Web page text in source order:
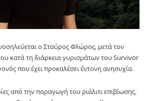
ο Σταύρος Φλώρος, μετά τον
κατά τη διάρκεια γυρισμάτων του Survivor
που έχει προκαλέσει έντονη ανησυχία.
από την παραγωγή του ριάλιτι επιβίωσης,